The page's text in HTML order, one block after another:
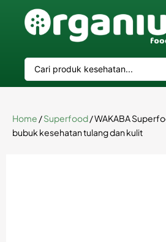
Home /Superfood/ WAKABA
bubuk kesehatan tulang dan kulit